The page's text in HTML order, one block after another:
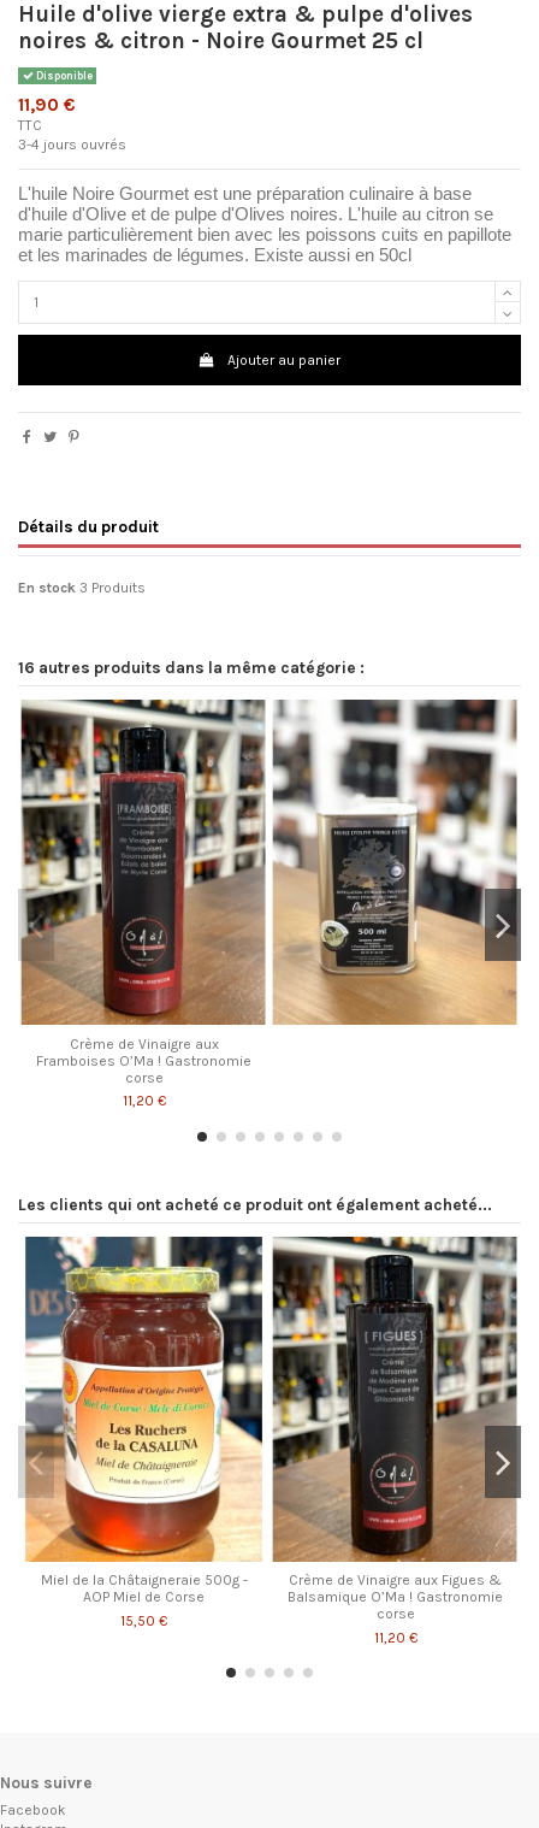
Huile d'olive vierge extra & pulpe d'olives
noires & citron - Noire Gourmet 25 cl
Disponible
11,90 €
TTC
3-4 jours ouvrés
L'huile Noire Gourmet est une préparation culinaire à base
d'huile d'Olive et de pulpe d'Olives noires. L'huile au citron se
marie particulièrement bien avec les poissons cuits en papillote
et les marinades de légumes. Existe aussi en 50cl
Ajouter au panier
Détails du produit
En stock 3 Produits
16 autres produits dans la même catégorie :
Crème de Vinaigre aux
Framboises O’Ma ! Gastronomie
corse
11,20 €
Les clients qui ont acheté ce produit ont également acheté...
Miel de la Châtaigneraie 500g -
AOP Miel de Corse
15,50 €
Crème de Vinaigre aux Figues &
Balsamique O’Ma ! Gastronomie
corse
11,20 €
Nous suivre
Facebook